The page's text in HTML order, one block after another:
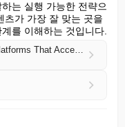
는 실행 가능한 전략으
츠가 가장 잘 맞는 곳을
를 이해하는 것입니다.
I Looked at Developer Blogs and Platforms That Accept Guest Posts — Here’s Where I’d Pitch to Reach Software Developers